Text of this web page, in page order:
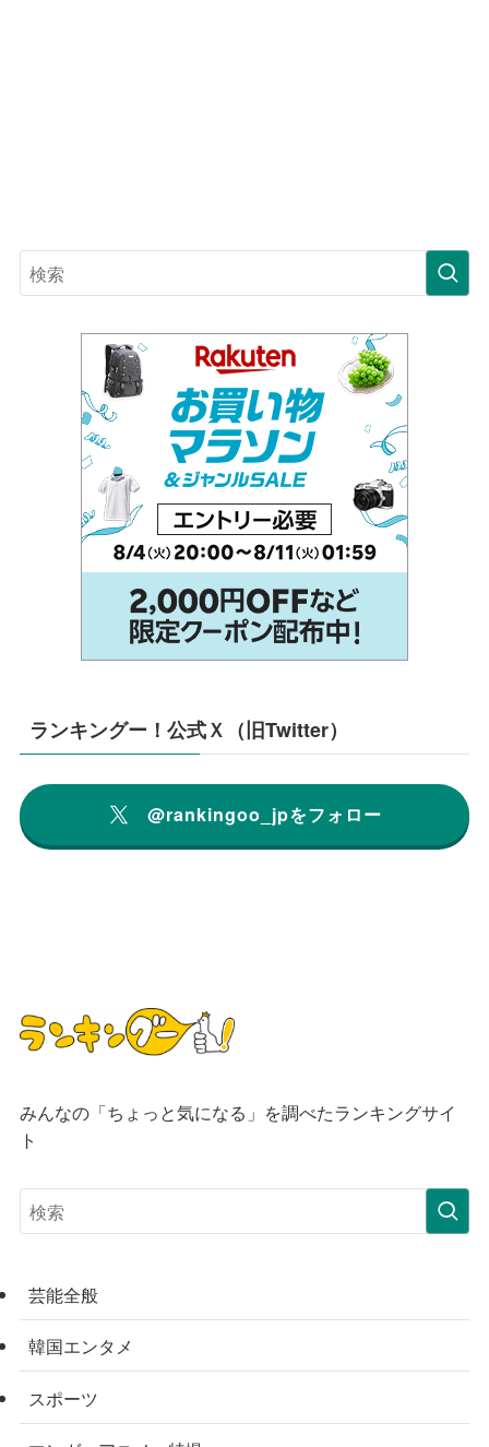
ランキングー！公式Ｘ（旧Twitter）
@rankingoo_jpをフォロー
みんなの「ちょっと気になる」を調べたランキングサイ
ト
芸能全般
韓国エンタメ
スポーツ